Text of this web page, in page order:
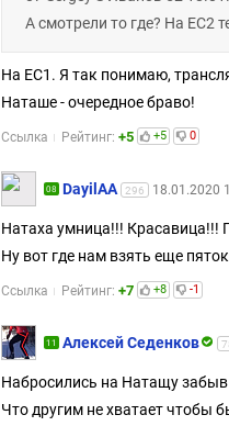
А смотрели то где? На ЕС2
На ЕС1. Я так понимаю,
Наташе - очередное браво!
Ссылка Рейтинг: +5 +5 0
08 DayilAA 296 18.01.2020
Натаха умница!!! Красавица!!!
Ну вот где нам взять еще
Ссылка Рейтинг: +7 +8 -1
11 Алексей Седенков
Набросились на Натащу забыв
Что другим не хватает чтобы